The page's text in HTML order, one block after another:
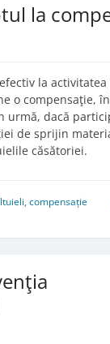
la
la
o compensaţie,
urmă, dacă
de sprijin
căsătoriei.
,compensație